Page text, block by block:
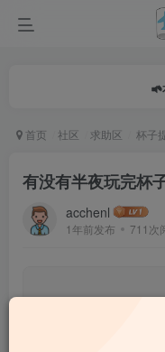
首页 社区 求助区 杯子
有没有半夜玩完杯
acchenl
1年前发布 711次